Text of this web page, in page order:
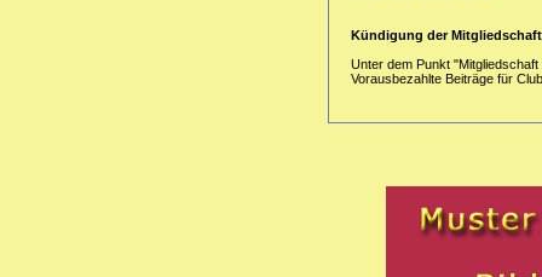
Kündigung der Mitgliedschaft
Unter dem Punkt
Vorausbezahlte Beiträge für